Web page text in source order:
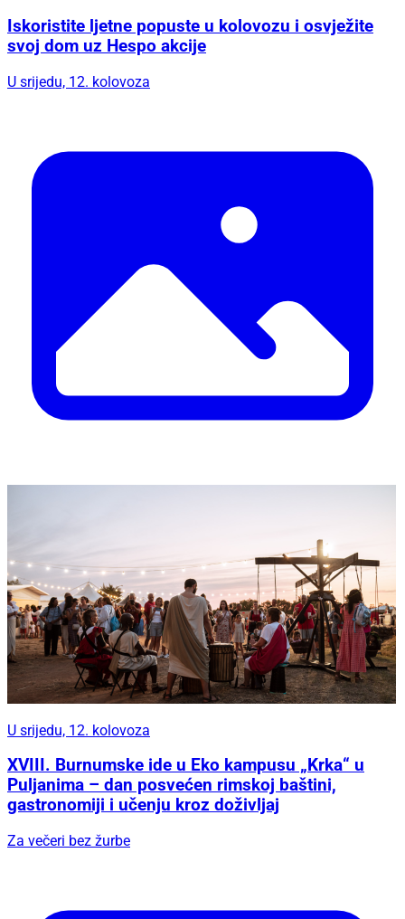
Iskoristite ljetne popuste u kolovozu i osvježite
svoj dom uz Hespo akcije
U srijedu, 12. kolovoza
U srijedu, 12. kolovoza
XVIII. Burnumske ide u Eko kampusu „Krka“ u
Puljanima – dan posvećen rimskoj baštini,
gastronomiji i učenju kroz doživljaj
Za večeri bez žurbe